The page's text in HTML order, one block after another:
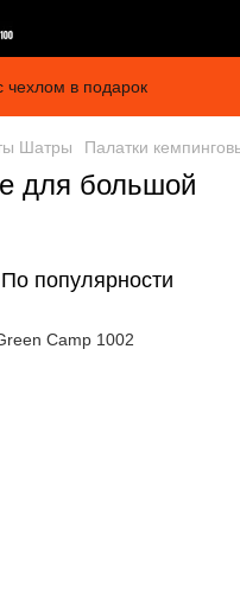
в подарок
Шатры Палатки
для большой
По популярности